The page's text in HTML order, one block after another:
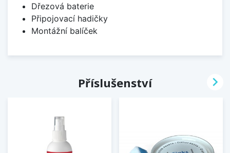
Dřezová baterie
Připojovací hadičky
Montážní balíček
Příslušenství 